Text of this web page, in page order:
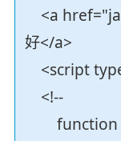
<a
好</a>
<script
<!--
function